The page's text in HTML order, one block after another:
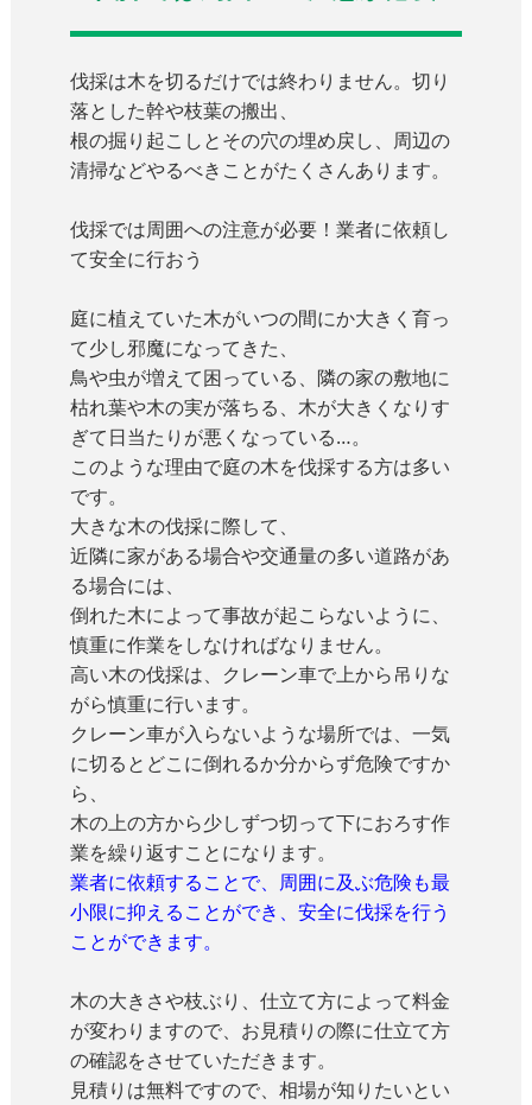
伐採は木を切るだけでは終わりません。切り
落とした幹や枝葉の搬出、
根の掘り起こしとその穴の埋め戻し、周辺の
清掃などやるべきことがたくさんあります。
伐採では周囲への注意が必要！業者に依頼し
て安全に行おう
庭に植えていた木がいつの間にか大きく育っ
て少し邪魔になってきた、
鳥や虫が増えて困っている、隣の家の敷地に
枯れ葉や木の実が落ちる、木が大きくなりす
ぎて日当たりが悪くなっている…。
このような理由で庭の木を伐採する方は多い
です。
大きな木の伐採に際して、
近隣に家がある場合や交通量の多い道路があ
る場合には、
倒れた木によって事故が起こらないように、
慎重に作業をしなければなりません。
高い木の伐採は、クレーン車で上から吊りな
がら慎重に行います。
クレーン車が入らないような場所では、一気
に切るとどこに倒れるか分からず危険ですか
ら、
木の上の方から少しずつ切って下におろす作
業を繰り返すことになります。
業者に依頼することで、周囲に及ぶ危険も最
小限に抑えることができ、安全に伐採を行う
ことができます。
木の大きさや枝ぶり、仕立て方によって料金
が変わりますので、お見積りの際に仕立て方
の確認をさせていただきます。
見積りは無料ですので、相場が知りたいとい